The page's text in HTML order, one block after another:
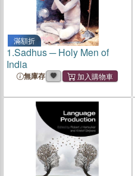
滿額折
1.Sadhus ─ Holy Men of
India
無庫存